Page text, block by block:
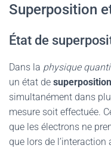
Superposition
État de
Dans la physique
un état de superposition
simultanément dans
mesure soit effectuée.
que les électrons ne
que lors de l’interaction